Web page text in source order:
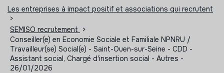
Les entreprises à impact positif et associations qui recrutent
>
SEMISO recrutement
>
Conseiller(e) en Economie Sociale et Familiale NPNRU /
Travailleur(se) Social(e) - Saint-Ouen-sur-Seine - CDD -
Assistant social, Chargé d'insertion social - Autres -
26/01/2026